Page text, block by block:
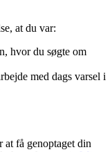
at du var:
hvor du søgte om
med dags varsel i
få genoptaget din